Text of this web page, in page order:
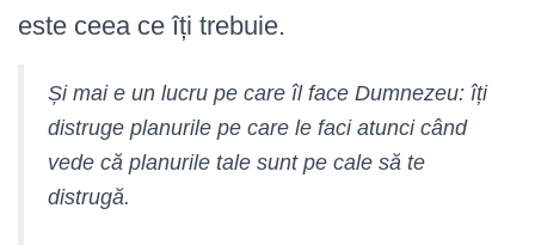
este ceea ce îți trebuie.
Și mai e un lucru pe care îl face Dumnezeu: îți
distruge planurile pe care le faci atunci când
vede că planurile tale sunt pe cale să te
distrugă.